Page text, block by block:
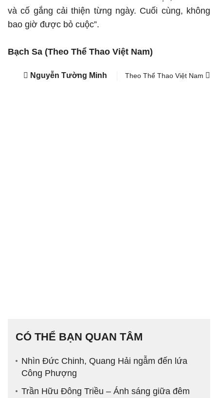
và cố gắng cải thiện từng ngày. Cuối cùng, không
bao giờ được bỏ cuộc”.
Bạch Sa (Theo Thể Thao Việt Nam)
Nguyễn Tường Minh Theo Thể Thao Việt Nam
CÓ THỂ BẠN QUAN TÂM
Nhìn Đức Chinh, Quang Hải ngẫm đến lứa
Công Phượng
Trần Hữu Đông Triều – Ánh sáng giữa đêm